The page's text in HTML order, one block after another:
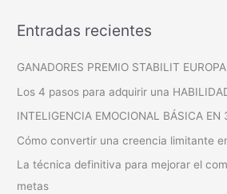
Entradas recientes
GANADORES PREMIO STABILIT
Los 4 pasos para adquirir una
INTELIGENCIA EMOCIONAL BÁSICA EN
Cómo convertir una creencia limitante
La técnica definitiva para mejorar el
metas